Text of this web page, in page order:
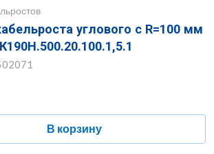
углового с R=100 мм
В корзину